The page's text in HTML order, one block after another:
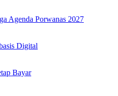
Agenda Porwanas 2027
Digital
Bayar